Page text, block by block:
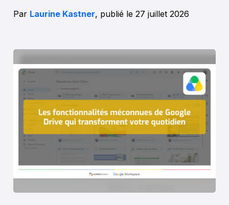
Par Laurine Kastner, publié le 27 juillet 2026